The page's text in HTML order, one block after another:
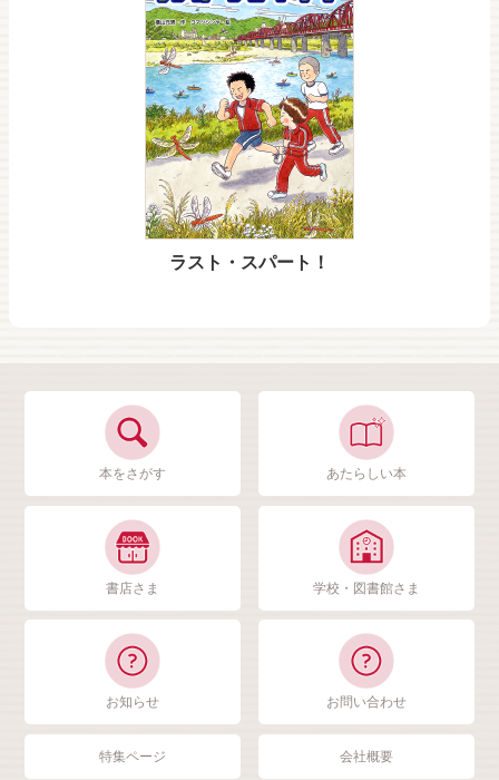
ラスト・スパート！
本をさがす あたらしい本
書店さま 学校・図書館さま
お知らせ お問い合わせ
特集ページ 会社概要